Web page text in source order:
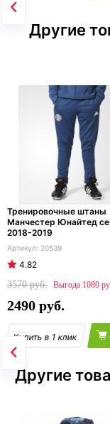
Другие
Тренировочные штаны
Манчестер Юнайтед
2018-2019
20539
4.82
3570
1080
2490
Другие